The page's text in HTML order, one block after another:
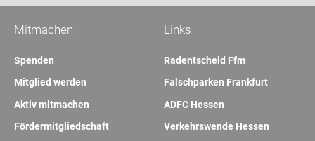
Links
Radentscheid Ffm
Falschparken Frankfurt
ADFC Hessen
Verkehrswende Hessen
Mitmachen
Spenden
Mitglied werden
Aktiv mitmachen
Fördermitgliedschaft